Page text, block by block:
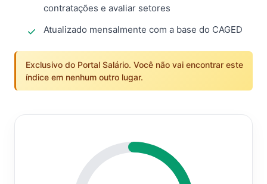
contratações e avaliar setores
Atualizado mensalmente com a base do CAGED
Exclusivo do Portal Salário. Você não vai encontrar este
índice em nenhum outro lugar.